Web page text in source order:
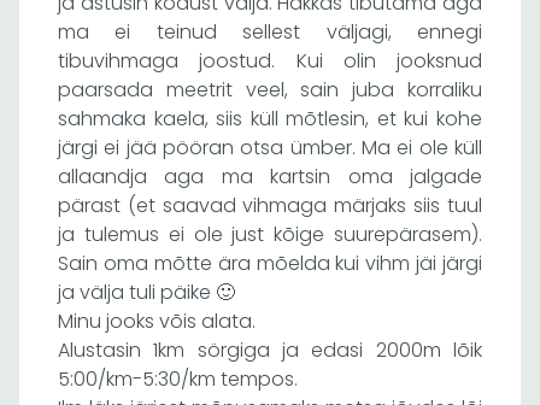
ma ei teinud sellest väljagi, ennegi
tibuvihmaga joostud. Kui olin jooksnud
paarsada meetrit veel, sain juba korraliku
sahmaka kaela, siis küll mõtlesin, et kui kohe
järgi ei jää pööran otsa ümber. Ma ei ole küll
allaandja aga ma kartsin oma jalgade
pärast (et saavad vihmaga märjaks siis tuul
ja tulemus ei ole just kõige suurepärasem).
Sain oma mõtte ära mõelda kui vihm jäi järgi
ja välja tuli päike 🙂
Minu jooks võis alata.
Alustasin 1km sörgiga ja edasi 2000m lõik
5:00/km-5:30/km tempos.